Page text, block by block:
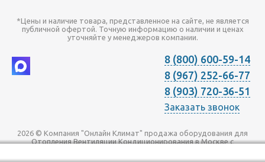
*Цены и наличие товара, представленное на сайте, не является
публичной офертой. Точную информацию о наличии и ценах
уточняйте у менеджеров компании.
8 (800) 600-59-14
8 (967) 252-66-77
8 (903) 720-36-51
Заказать звонок
2026 © Компания "Онлайн Климат" продажа оборудования для
Отопления Вентиляции Кондиционирования в Москве с